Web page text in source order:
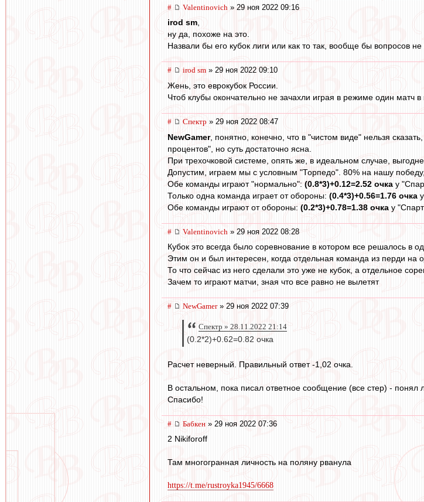
# Valentinovich » 29 ноя 2022 09:16
irod sm,
ну да, похоже на это.
Назвали бы его кубок лиги или как то так, вообще бы вопросов
# irod sm » 29 ноя 2022 09:10
Жень, это еврокубок России.
Чтоб клубы окончательно не зачахли играя в режиме один матч
# Спектр » 29 ноя 2022 08:47
NewGamer, понятно, конечно, что в "чистом виде" нельзя
процентов", но суть достаточно ясна.
При трехочковой системе, опять же, в идеальном случае,
Допустим, играем мы с условным "Торпедо". 80% на нашу
Обе команды играют "нормально": (0.8*3)+0.12=2.52 очка у
Только одна команда играет от обороны: (0.4*3)+0.56=1.76 очка
Обе команды играют от обороны: (0.2*3)+0.78=1.38 очка у
# Valentinovich » 29 ноя 2022 08:28
Кубок это всегда было соревнование в котором все решалось в
Этим он и был интересен, когда отдельная команда из перди на
То что сейчас из него сделали это уже не кубок, а отдельное
Зачем то играют матчи, зная что все равно не вылетят
# NewGamer» 29 ноя 2022 07:39
Спектр » 28.11.2022 21:14
(0.2*2)+0.62=0.82 очка
Расчет неверный. Правильный ответ -1,02 очка.
В остальном, пока писал ответное сообщение (все стер) - понял
Спасибо!
# Бабкен » 29 ноя 2022 07:36
2 Nikiforoff
Там многогранная личность на поляну рванула
https://t.me/rustroyka1945/6668